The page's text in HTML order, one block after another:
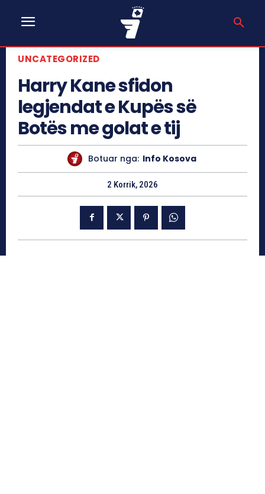
UNCATEGORIZED
Harry Kane sfidon
legjendat e Kupës së
Botës me golat e tij
Botuar nga: Info Kosova
2 Korrik, 2026